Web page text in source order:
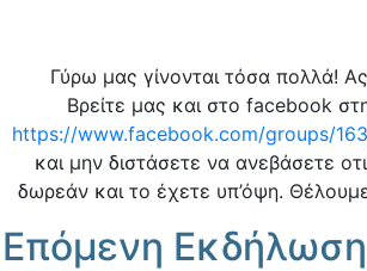
Γύρω μας γίνονται τόσα πολλά!
Βρείτε μας και στο facebook
https://www.facebook.com/groups/
και μην διστάσετε να ανεβάσετε
δωρεάν και το έχετε υπ’όψη.
Επόμενη Εκδήλωση